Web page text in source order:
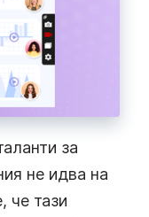
за
не идва на
че тази